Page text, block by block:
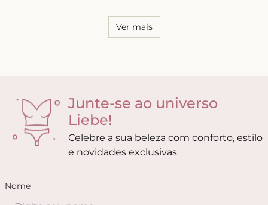
caimento, tanto para as calcinhas quanto para os sutiãs.
Ver mais
Junte-se ao universo
Liebe!
Celebre a sua beleza com conforto, estilo
e novidades exclusivas
Nome